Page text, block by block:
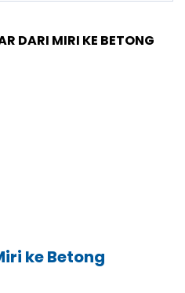
DARI MIRI KE BETONG
ke Betong